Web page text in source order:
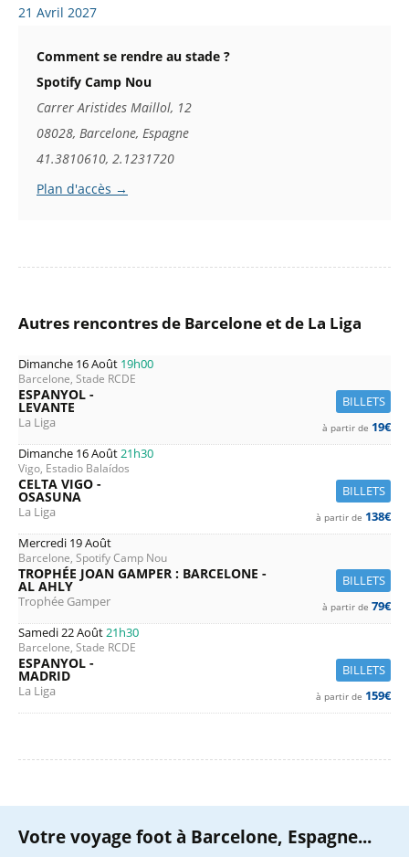
21 Avril 2027
Comment se rendre au stade ?
Spotify Camp Nou
Carrer Aristides Maillol, 12
08028, Barcelone, Espagne
41.3810610, 2.1231720
Plan d'accès →
Autres rencontres de Barcelone et de La Liga
Dimanche 16 Août 19h00
Barcelone, Stade RCDE
BILLETS
ESPANYOL -
LEVANTE
La Liga à partir de 19€
Dimanche 16 Août21h30
Vigo, Estadio Balaídos
BILLETS
CELTA VIGO -
OSASUNA
La Liga à partir de 138€
Mercredi 19 Août
Barcelone, Spotify Camp Nou
BILLETS
TROPHÉE JOAN GAMPER : BARCELONE -
AL AHLY
Trophée Gamper à partir de 79€
Samedi 22 Août21h30
Barcelone, Stade RCDE
BILLETS
ESPANYOL -
MADRID
La Liga à partir de 159€
Votre voyage foot à Barcelone, Espagne...